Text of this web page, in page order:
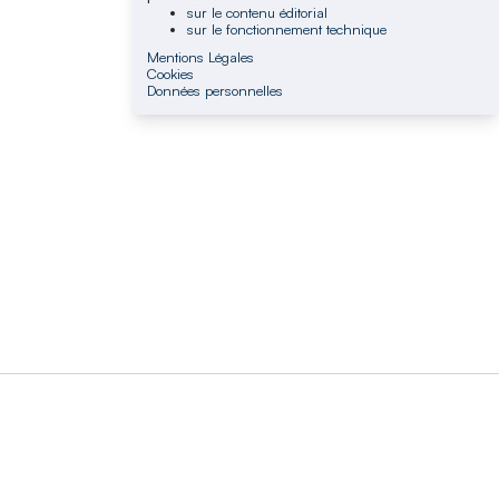
sur le contenu éditorial
sur le fonctionnement technique
Mentions Légales
Cookies
Données personnelles